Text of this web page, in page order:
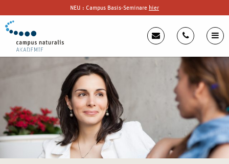
NEU : Campus Basis-Seminare hier